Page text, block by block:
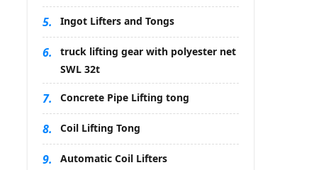
5. Ingot Lifters and Tongs
6.
truck lifting gear with polyester net
SWL 32t
7. Concrete Pipe Lifting tong
8. Coil Lifting Tong
9. Automatic Coil Lifters